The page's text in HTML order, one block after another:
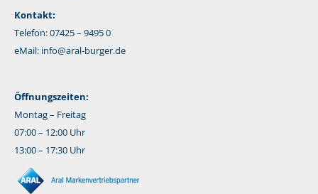
Kontakt:
Telefon: 07425 – 9495 0
eMail: info@aral-burger.de
Öffnungszeiten:
Montag – Freitag
07:00 – 12:00 Uhr
13:00 – 17:30 Uhr